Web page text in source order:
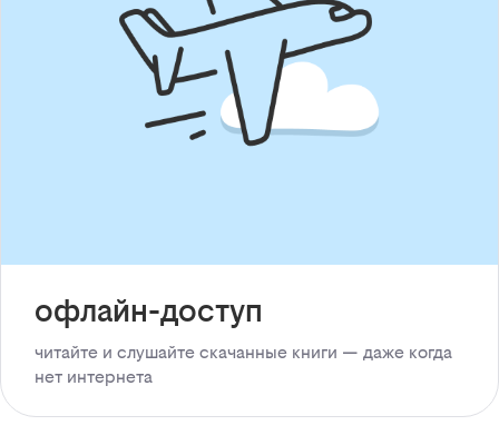
офлайн-доступ
читайте и слушайте скачанные книги — даже когда
нет интернета